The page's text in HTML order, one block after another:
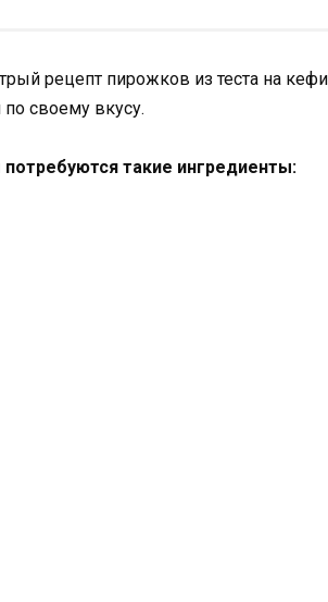
рецепт пирожков из теста на
своему вкусу.
такие ингредиенты: